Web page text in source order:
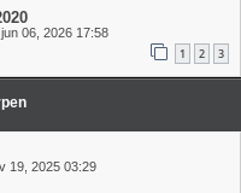
06, 2026 17:58
1 2 3
19, 2025 03:29